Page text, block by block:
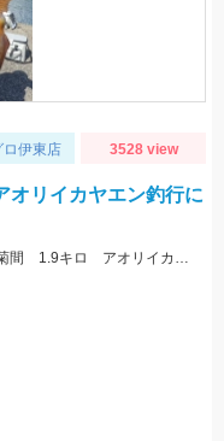
ロ伊東店 3528 view
オリイカヤエン釣行に
田子沖堤防 アオリイカヤエン釣行 スタッフ菊間 1.9キロ アオリイカ釣れました！ 渡船は万集丸さんにお願いしました。